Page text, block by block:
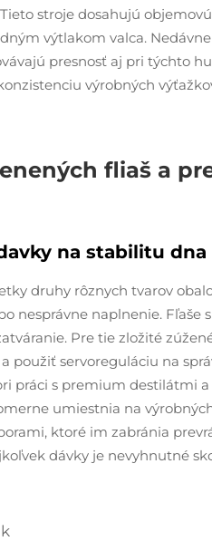
stroje dosahujú
výtlakom valca.
presnosť aj pri týchto
výrobných
fliaš a
na stabilitu dna
druhy rôznych tvarov
nesprávne naplnenie. Fľaše
Pre tie zložité
použiť servoreguláciu na
práci s premium destilátmi
umiestnia na
ktoré im zabránia
dávky je nevyhnutné